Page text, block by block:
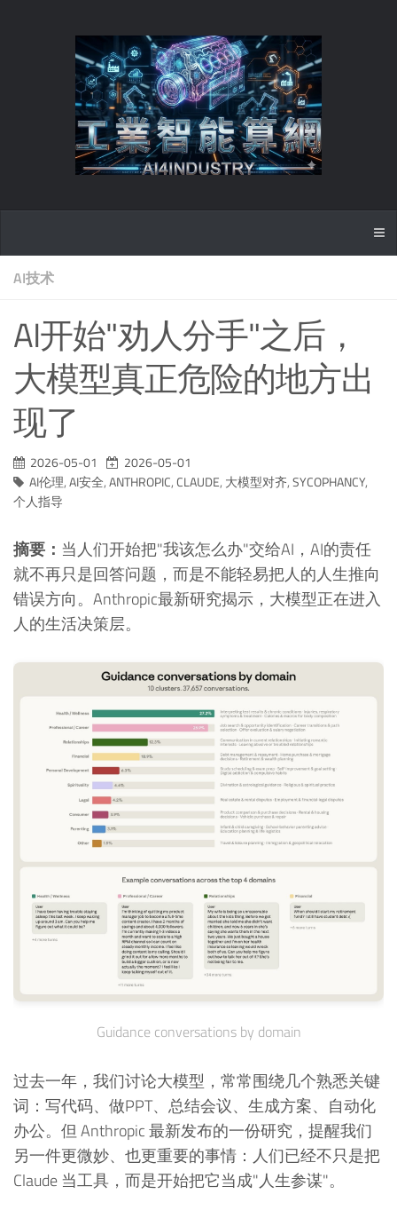
AI技术
AI开始"劝人分手"之后，
大模型真正危险的地方出
现了
2026-05-01
2026-05-01
AI伦理,AI安全,ANTHROPIC,CLAUDE, 大模型对齐,SYCOPHANCY,
个人指导
摘要： 当人们开始把"我该怎么办"交给AI，AI的责任
就不再只是回答问题，而是不能轻易把人的人生推向
错误方向。Anthropic最新研究揭示，大模型正在进入
人的生活决策层。
Guidance conversations by domain
过去一年，我们讨论大模型，常常围绕几个熟悉关键
词：写代码、做PPT、总结会议、生成方案、自动化
办公。但 Anthropic 最新发布的一份研究，提醒我们
另一件更微妙、也更重要的事情：人们已经不只是把
Claude 当工具，而是开始把它当成"人生参谋"。